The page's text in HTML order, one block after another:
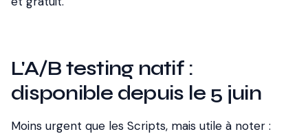
L'A/B testing natif :
disponible depuis le 5 juin
Moins urgent que les Scripts, mais utile à noter :